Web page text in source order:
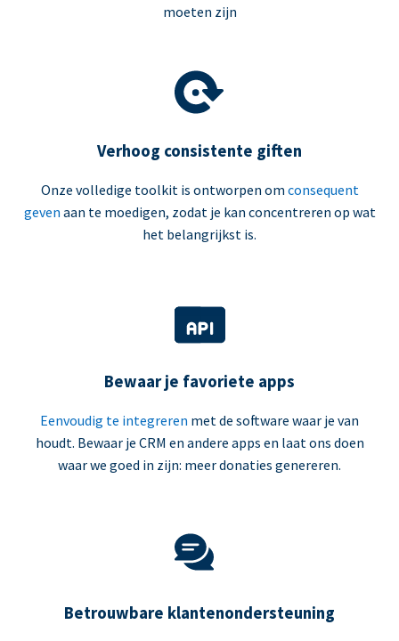
moeten zijn
Verhoog consistente giften
Onze volledige toolkit is ontworpen om consequent
geven aan te moedigen, zodat je kan concentreren op wat
het belangrijkst is.
Bewaar je favoriete apps
Eenvoudig te integreren met de software waar je van
houdt. Bewaar je CRM en andere apps en laat ons doen
waar we goed in zijn: meer donaties genereren.
Betrouwbare klantenondersteuning